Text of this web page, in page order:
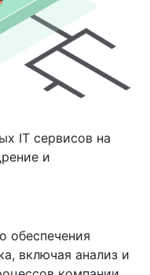
IT сервисов на
и
обеспечения
включая анализ и